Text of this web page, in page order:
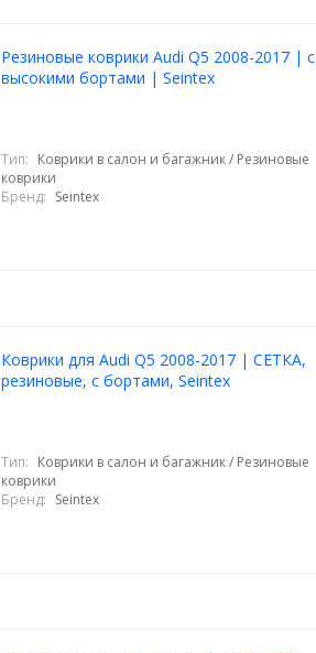
Резиновые коврики Audi Q5 2008-2017 | с
высокими бортами | Seintex
Тип: Коврики в салон и багажник / Резиновые
коврики
Бренд: Seintex
Коврики для Audi Q5 2008-2017 | СЕТКА,
резиновые, с бортами, Seintex
Тип: Коврики в салон и багажник / Резиновые
коврики
Бренд: Seintex